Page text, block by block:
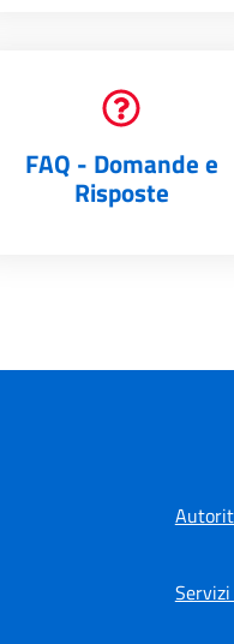
FAQ - Domande e
Risposte